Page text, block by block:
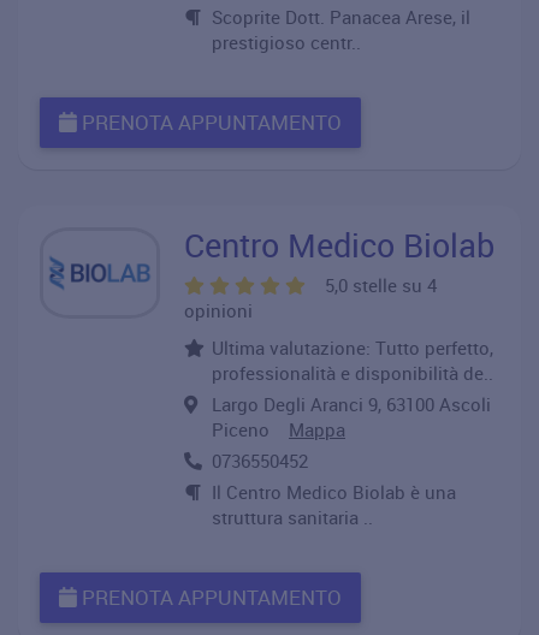
Scoprite Dott. Panacea Arese, il
prestigioso centr..
PRENOTA APPUNTAMENTO
Centro Medico Biolab
5,0 stelle su 4
opinioni
Ultima valutazione: Tutto perfetto,
professionalità e disponibilità de..
Largo Degli Aranci 9, 63100 Ascoli
Piceno Mappa
0736550452
Il Centro Medico Biolab è una
struttura sanitaria ..
PRENOTA APPUNTAMENTO